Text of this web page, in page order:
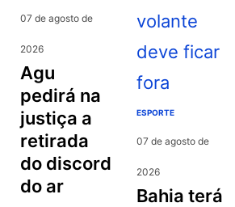
07 de agosto de
2026
agu
pedirá na
justiça a
retirada
do discord
do ar
ESPORTE
07 de agosto de
2026
bahia terá